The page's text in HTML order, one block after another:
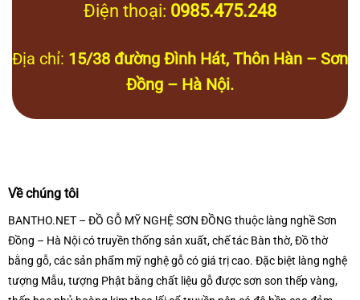
Điện thoại: 0985.475.248
Địa chỉ: 15/38 đường Đình Hát, Thôn Hàn – Sơn
Đồng – Hà Nội.
Về chúng tôi
BANTHO.NET – ĐỒ GỖ MỸ NGHỆ SƠN ĐỒNG thuộc làng nghề Sơn
Đồng – Hà Nội có truyền thống sản xuất, chế tác Bàn thờ, Đồ thờ
bằng gỗ, các sản phẩm mỹ nghệ gỗ có giá trị cao. Đặc biệt làng nghệ
tượng Mẫu, tượng Phật bằng chất liệu gỗ được sơn son thếp vàng,